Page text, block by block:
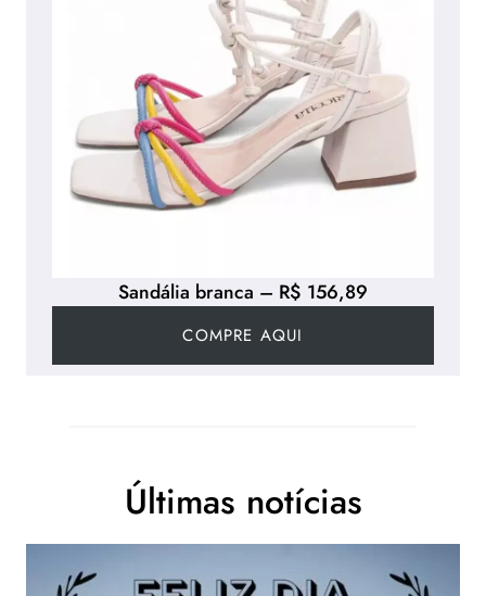
Sandália branca – R$ 156,89
COMPRE AQUI
Últimas notícias